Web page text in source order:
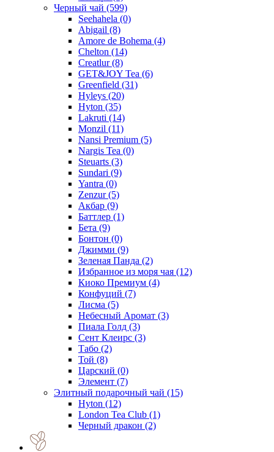
Черный чай (599)
Seehahela (0)
Abigail (8)
Amore de Bohema (4)
Chelton (14)
Creatlur(8)
GET&JOY Tea (6)
Greenfield (31)
Hyleys (20)
Hyton (35)
Lakruti (14)
Monzil (11)
Nansi Premium (5)
Nargis Tea (0)
Steuarts (3)
Sundari (9)
Yantra (0)
Zenzur(5)
Акбар (9)
Баттлер (1)
Бета (9)
Бонтон (0)
Джимми (9)
Зеленая Панда (2)
Избранное из моря чая (12)
Киоко Премиум (4)
Конфуций (7)
Лисма (5)
Небесный Аромат (3)
Пиала Голд (3)
Сент Клеирс (3)
Табо (2)
Той (8)
Царский (0)
Элемент (7)
Элитный подарочный чай (15)
Hyton (12)
London Tea Club (1)
Черный дракон (2)